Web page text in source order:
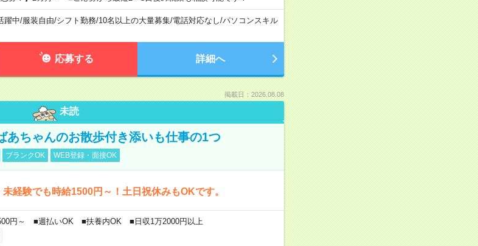
躍中/服装自由/シフト勤務/10名以上の大量募集/電話対応なし/パソコンスキル
応募する 詳細へ
掲載日：2026.08.08
未読
あちゃんのお散歩付き添いも仕事の1つ
ブランクOK WEB登録・面接OK
経験でも時給1500円～！土日祝休みもOKです。
円～ ■週払いOK ■扶養内OK ■日収1万2000円以上